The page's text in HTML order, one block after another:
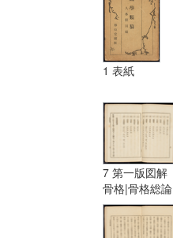
1 表紙
7 第一版図解
骨格|骨格総論